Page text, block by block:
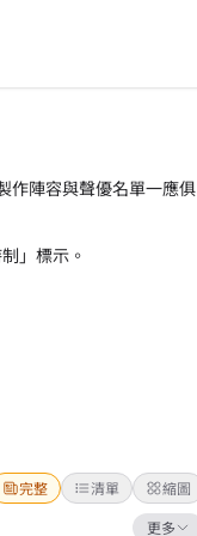
作陣容與聲優名單一應俱
」標示。
完整 清單
縮圖
更多